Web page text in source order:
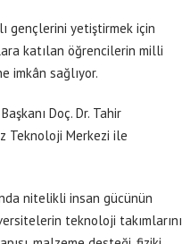
gençlerini yetiştirmek için
katılan öğrencilerin milli
imkân sağlıyor.
Doç. Dr. Tahir
Teknoloji Merkezi ile
nitelikli insan gücünün
teknoloji takımlarını